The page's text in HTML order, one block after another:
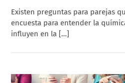
Existen preguntas para parejas
encuesta para entender la
influyen en la […]